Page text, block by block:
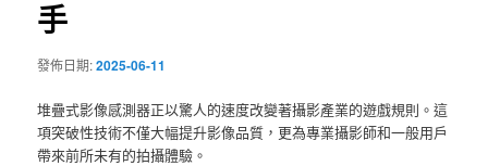
手
發佈日期:2025-06-11
堆疊式影像感測器正以驚人的速度改變著攝影產業的遊戲規則。這
項突破性技術不僅大幅提升影像品質，更為專業攝影師和一般用戶
帶來前所未有的拍攝體驗。